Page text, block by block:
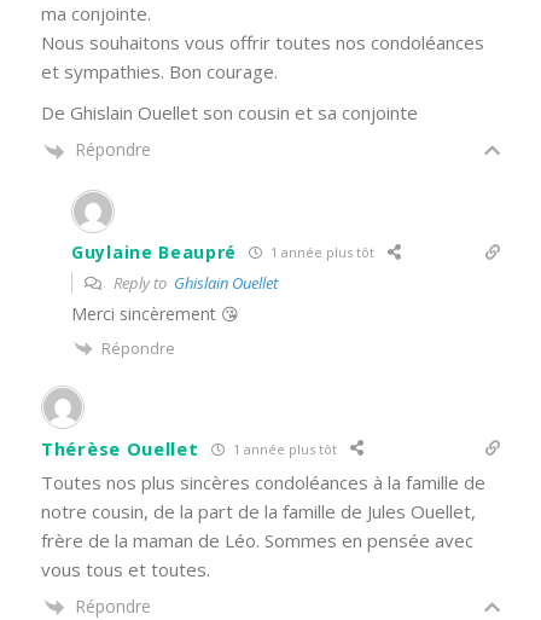
ma conjointe.
Nous souhaitons vous offrir toutes nos condoléances
et sympathies. Bon courage.
De Ghislain Ouellet son cousin et sa conjointe
Répondre
Guylaine Beaupré 1 année plus tôt
Reply to Ghislain Ouellet
Merci sincèrement 😘
Répondre
Thérèse Ouellet 1 année plus tôt
Toutes nos plus sincères condoléances à la famille de
notre cousin, de la part de la famille de Jules Ouellet,
frère de la maman de Léo. Sommes en pensée avec
vous tous et toutes.
Répondre